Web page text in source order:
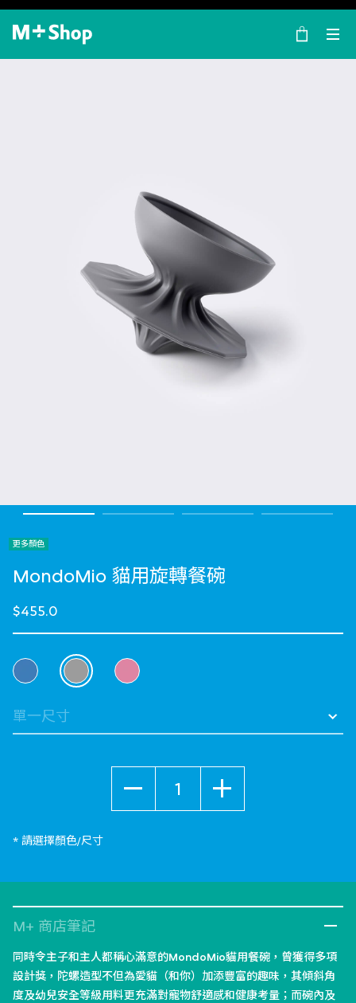
×
M+ Shop
更多顏色
MondoMio 貓用旋轉餐碗
$455.0
選擇 顏色
selected
* 請選擇顏色/尺寸
M+ 商店筆記
同時令主子和主人都稱心滿意的MondoMio貓用餐碗，曾獲得多項
設計獎，陀螺造型不但為愛貓（和你）加添豐富的趣味，其傾斜角
度及幼兒安全等級用料更充滿對寵物舒適感和健康考量；而碗內及